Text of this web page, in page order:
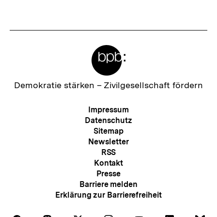
n
Zur
Demokratie stärken – Zivilgesellschaft fördern
Meta-
Navigation
Impressum
Datenschutz
Sitemap
Newsletter
RSS
Kontakt
Presse
Barriere melden
Erklärung zur Barrierefreiheit